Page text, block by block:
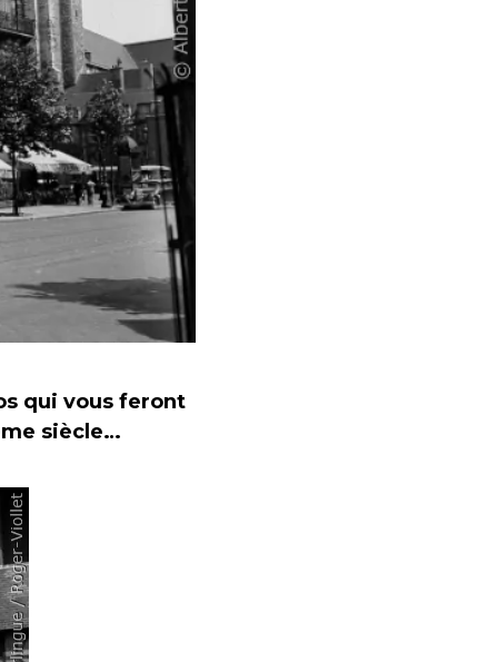
qui vous feront
siècle…